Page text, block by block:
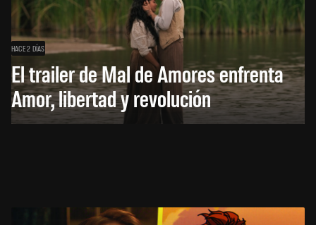
HACE 2 DÍAS
El trailer de Mal de Amores enfrenta
Amor, libertad y revolución